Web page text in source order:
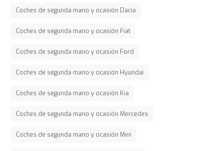
Coches de segunda mano y ocasión Dacia
Coches de segunda mano y ocasión Fiat
Coches de segunda mano y ocasión Ford
Coches de segunda mano y ocasión Hyundai
Coches de segunda mano y ocasión Kia
Coches de segunda mano y ocasión Mercedes
Coches de segunda mano y ocasión Mini